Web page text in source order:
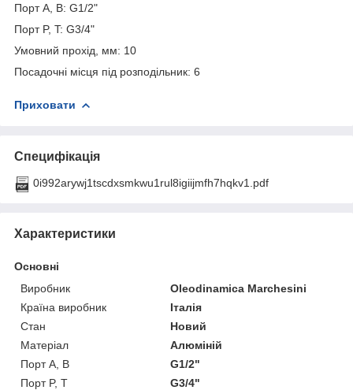
Порт A, B: G1/2"
Порт P, T: G3/4"
Умовний прохід, мм: 10
Посадочні місця під розподільник: 6
Приховати
Специфікація
0i992arywj1tscdxsmkwu1rul8igiijmfh7hqkv1.pdf
Характеристики
Основні
Виробник
Oleodinamica Marchesini
Країна виробник
Італія
Стан
Новий
Матеріал
Алюміній
Порт A, B
G1/2"
Порт P, T
G3/4"